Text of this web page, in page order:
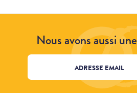
Nous avons aussi une